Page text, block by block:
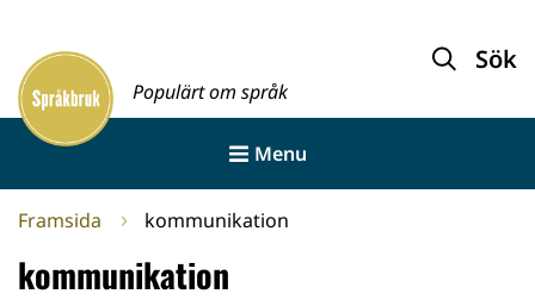
innehållet
Framsida
Populärt om språk
Sök
Menu
Framsida kommunikation
kommunikation